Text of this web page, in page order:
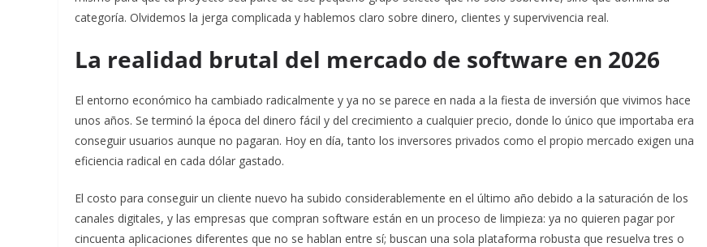
categoría. Olvidemos la jerga complicada y hablemos claro sobre dinero, clientes y supervivencia real.
La realidad brutal del mercado de software en 2026
El entorno económico ha cambiado radicalmente y ya no se parece en nada a la fiesta de inversión que vivimos hace
unos años. Se terminó la época del dinero fácil y del crecimiento a cualquier precio, donde lo único que importaba era
conseguir usuarios aunque no pagaran. Hoy en día, tanto los inversores privados como el propio mercado exigen una
eficiencia radical en cada dólar gastado.
El costo para conseguir un cliente nuevo ha subido considerablemente en el último año debido a la saturación de los
canales digitales, y las empresas que compran software están en un proceso de limpieza: ya no quieren pagar por
cincuenta aplicaciones diferentes que no se hablan entre sí; buscan una sola plataforma robusta que resuelva tres o